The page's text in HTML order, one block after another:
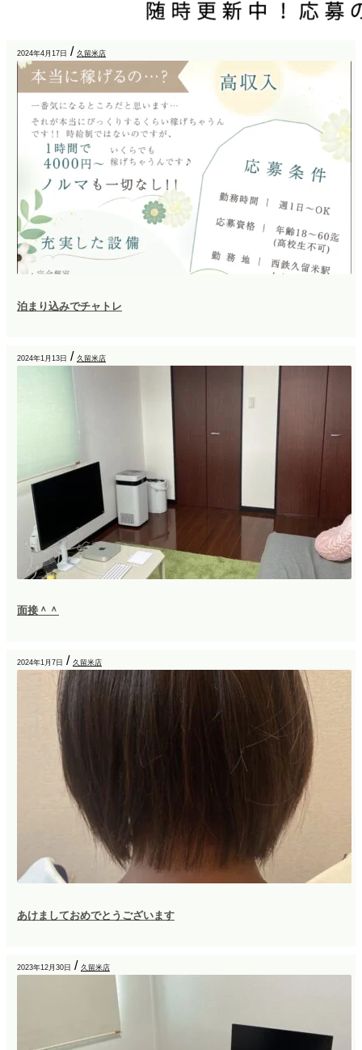
2024年4月17日 / 久留米店
泊まり込みでチャトレ
2024年1月13日 / 久留米店
面接＾＾
2024年1月7日 / 久留米店
あけましておめでとうございます
2023年12月30日 / 久留米店